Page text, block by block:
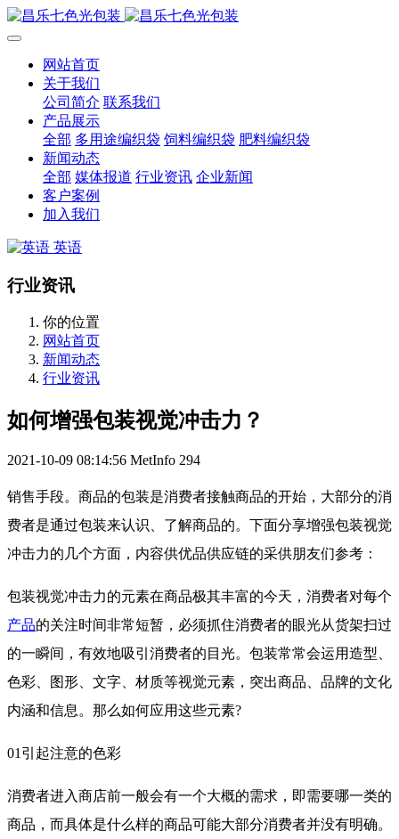
网站首页
关于我们
公司简介 联系我们
产品展示
全部 多用途编织袋 饲料编织袋 肥料编织袋
新闻动态
全部 媒体报道 行业资讯 企业新闻
客户案例
加入我们
英语
行业资讯
你的位置
网站首页
新闻动态
行业资讯
如何增强包装视觉冲击力？
2021-10-09 08:14:56 MetInfo 294
销售手段。商品的包装是消费者接触商品的开始，大部分的消
费者是通过包装来认识、了解商品的。下面分享增强包装视觉
冲击力的几个方面，内容供优品供应链的采供朋友们参考：
包装视觉冲击力的元素在商品极其丰富的今天，消费者对每个
产品的关注时间非常短暂，必须抓住消费者的眼光从货架扫过
的一瞬间，有效地吸引消费者的目光。包装常常会运用造型、
色彩、图形、文字、材质等视觉元素，突出商品、品牌的文化
内涵和信息。那么如何应用这些元素?
01引起注意的色彩
消费者进入商店前一般会有一个大概的需求，即需要哪一类的
商品，而具体是什么样的商品可能大部分消费者并没有明确。